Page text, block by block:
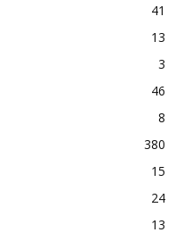
41
13
3
46
8
380
15
24
13